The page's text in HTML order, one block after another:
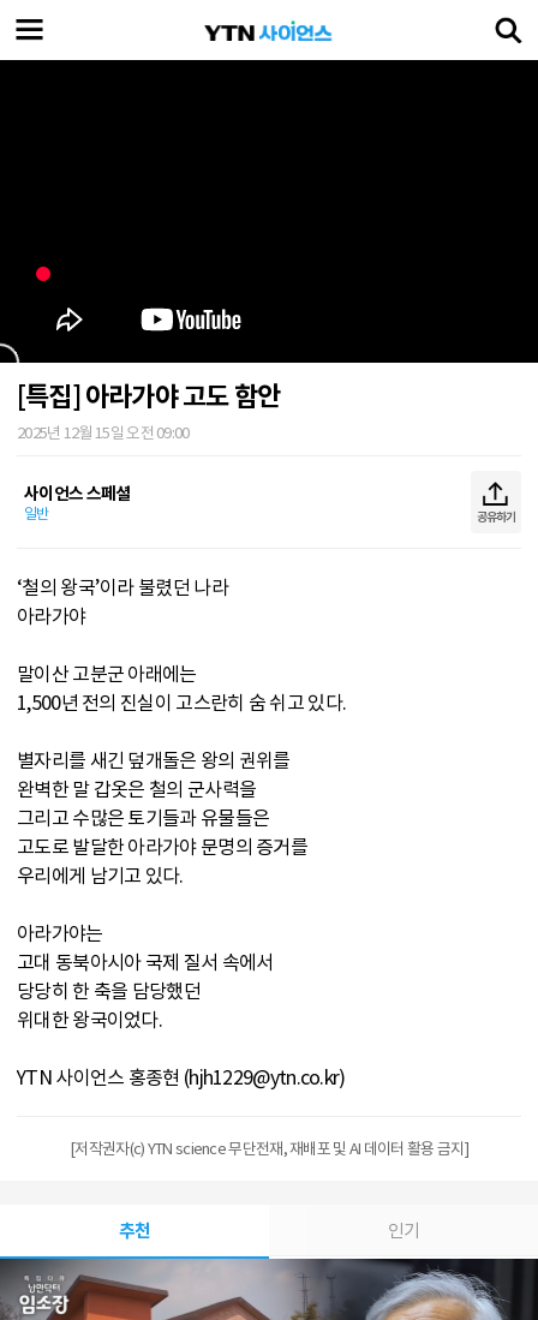
[특집] 아라가야 고도 함안
2025년 12월 15일 오전 09:00
사이언스 스페셜
일반 공유하기
‘철의 왕국’이라 불렸던 나라
아라가야
말이산 고분군 아래에는
1,500년 전의 진실이 고스란히 숨 쉬고 있다.
별자리를 새긴 덮개돌은 왕의 권위를
완벽한 말 갑옷은 철의 군사력을
그리고 수많은 토기들과 유물들은
고도로 발달한 아라가야 문명의 증거를
우리에게 남기고 있다.
아라가야는
고대 동북아시아 국제 질서 속에서
당당히 한 축을 담당했던
위대한 왕국이었다.
YTN 사이언스 홍종현 (hjh1229@ytn.co.kr)
[저작권자(c) YTN science 무단전재, 재배포 및 AI 데이터 활용 금지]
추천 인기